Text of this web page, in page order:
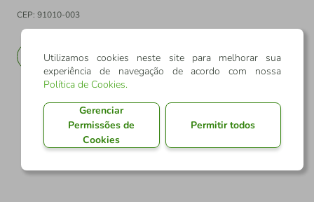
CEP: 91010-003
EN
Utilizamos cookies neste site para melhorar sua
experiência de navegação de acordo com nossa
Política de Cookies.
Gerenciar
Permissões de
Cookies
Permitir todos